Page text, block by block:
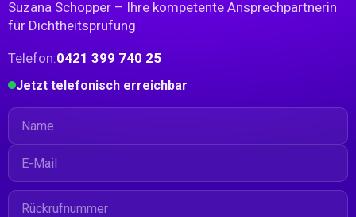
Suzana Schopper – Ihre kompetente Ansprechpartnerin
für Dichtheitsprüfung
Telefon:0421 399 740 25
Jetzt telefonisch erreichbar